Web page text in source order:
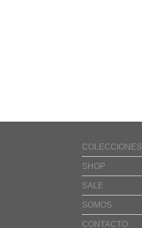
COLECCIONES
SHOP
SALE
SOMOS
CONTACTO